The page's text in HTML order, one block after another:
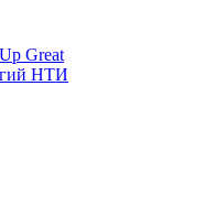
Great
НТИ